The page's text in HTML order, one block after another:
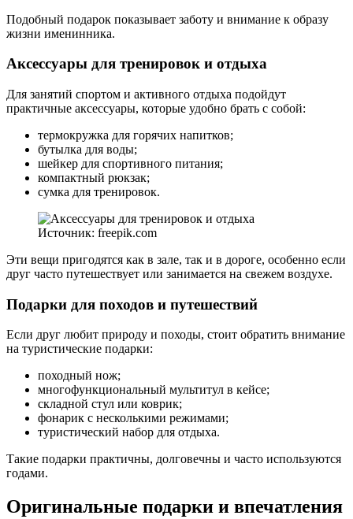
Подобный подарок показывает заботу и внимание к образу
жизни именинника.
Аксессуары для тренировок и отдыха
Для занятий спортом и активного отдыха подойдут
практичные аксессуары, которые удобно брать с собой:
термокружка для горячих напитков;
бутылка для воды;
шейкер для спортивного питания;
компактный рюкзак;
сумка для тренировок.
Источник: freepik.com
Эти вещи пригодятся как в зале, так и в дороге, особенно если
друг часто путешествует или занимается на свежем воздухе.
Подарки для походов и путешествий
Если друг любит природу и походы, стоит обратить внимание
на туристические подарки:
походный нож;
многофункциональный мультитул в кейсе;
складной стул или коврик;
фонарик с несколькими режимами;
туристический набор для отдыха.
Такие подарки практичны, долговечны и часто используются
годами.
Оригинальные подарки и впечатления